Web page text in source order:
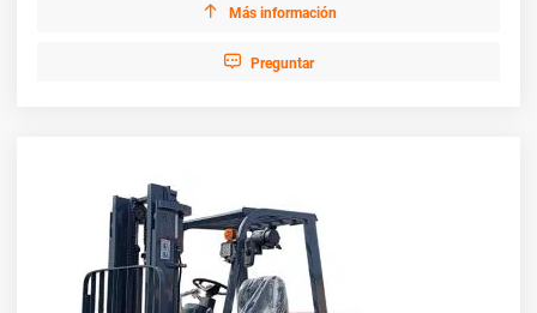
 Más información
 Preguntar